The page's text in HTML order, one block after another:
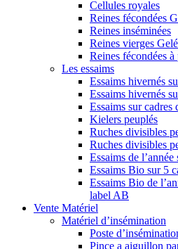
Cellules royales
Reines fécondées
Reines inséminées
Reines vierges
Reines fécondées
Les essaims
Essaims hivernés
Essaims hivernés
Essaims sur cadres
Kielers peuplés
Ruches divisibles
Ruches divisibles
Essaims de l’année
Essaims Bio sur 5
Essaims Bio de
label AB
Vente Matériel
Matériel d’insémination
Poste
Pince a aiguillon